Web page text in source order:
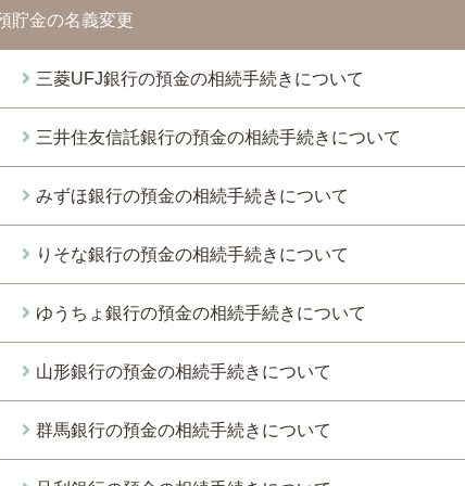
貯金の名義変更
三菱UFJ銀行の預金の相続手続きについて
三井住友信託銀行の預金の相続手続きについて
みずほ銀行の預金の相続手続きについて
りそな銀行の預金の相続手続きについて
ゆうちょ銀行の預金の相続手続きについて
山形銀行の預金の相続手続きについて
群馬銀行の預金の相続手続きについて